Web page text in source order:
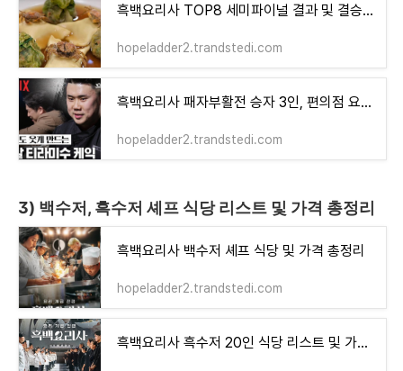
흑백요리사 TOP8 세미파이널 결과 및 결승전 진출 셰프(인생을 요리하라)
hopeladder2.trandstedi.com
흑백요리사 패자부활전 승자 3인, 편의점 요리대결 생존 셰프
hopeladder2.trandstedi.com
3) 백수저, 흑수저 셰프 식당 리스트 및 가격 총정리
흑백요리사 백수저 셰프 식당 및 가격 총정리
hopeladder2.trandstedi.com
흑백요리사 흑수저 20인 식당 리스트 및 가격 총정리